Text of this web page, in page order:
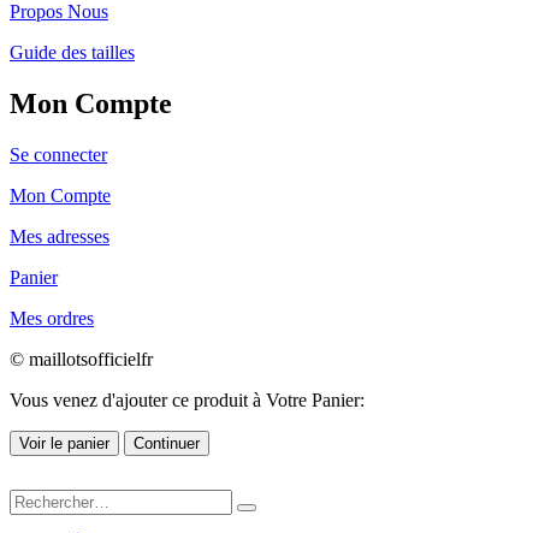
Propos Nous
Guide des tailles
Mon Compte
Se connecter
Mon Compte
Mes adresses
Panier
Mes ordres
© maillotsofficielfr
Vous venez d'ajouter ce produit à Votre Panier:
Voir le panier Continuer